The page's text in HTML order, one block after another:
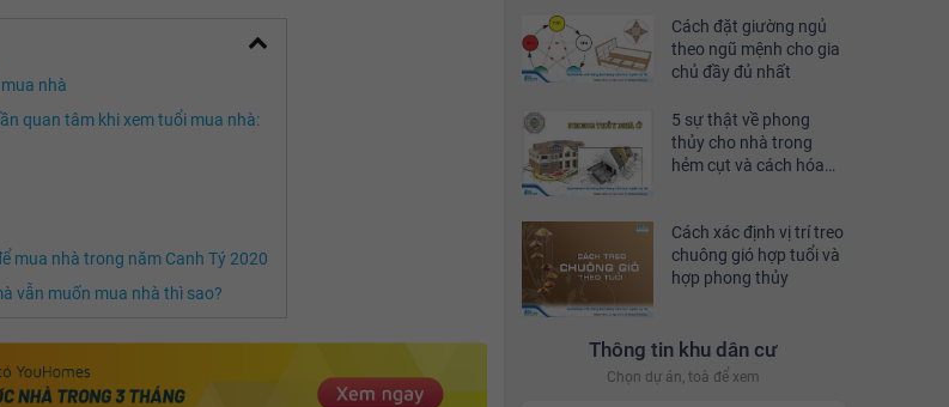
Cách đặt giường ngủ
theo ngũ mệnh cho gia
chủ đầy đủ nhất
5 sự thật về phong
thủy cho nhà trong
hẻm cụt và cách hóa
Cách xác định vị trí treo
chuông gió hợp tuổi và
hợp phong thủy
Thông tin khu dân cư
Chọn dự án, toà để xem
nhà
quan tâm khi xem tuổi mua nhà:
mua nhà trong năm Canh Tý 2020
vẫn muốn mua nhà thì sao?